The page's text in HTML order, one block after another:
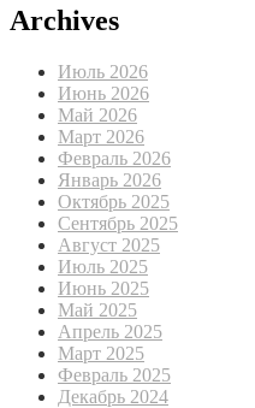
Archives
Июль 2026
Июнь 2026
Май 2026
Март 2026
Февраль 2026
Январь 2026
Октябрь 2025
Сентябрь 2025
Август 2025
Июль 2025
Июнь 2025
Май 2025
Апрель 2025
Март 2025
Февраль 2025
Декабрь 2024